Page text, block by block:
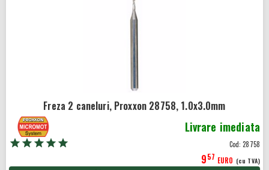
Freza 2 caneluri, Proxxon 28758, 1.0x3.0mm
Livrare imediata
Cod:28758
957 EURO (cu TVA)